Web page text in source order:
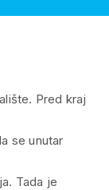
Pred kraj
se unutar
Tada je